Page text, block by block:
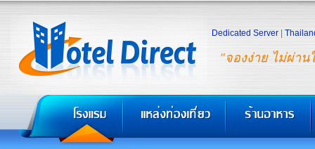
"จองง่าย ไม่ผ่าน
Dedicated Server